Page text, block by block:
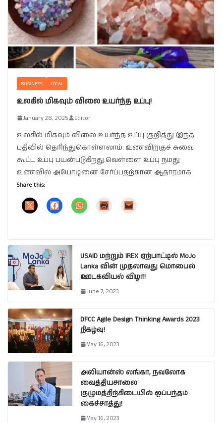
BUSINESS LOCAL
உலகில் மிகவும் விலை உயர்ந்த உப்பு!
January 28, 2025 Editor
உலகில் மிகவும் விலை உயர்ந்த உப்பு குறித்து இந்த
பதிவில் தெரிந்துகொள்ளலாம். உணவிற்குச் சுவை
கூட்ட உப்பு பயன்படுகிறது.வெள்ளை உப்பு நமது
உணவில் அயோடினை சேர்ப்பதற்கான ஆதாரமாக
Share this:
USAID மற்றும் IREX ஏற்பாட்டில் MoJo
Lanka வின் முதலாவது மொபைல்
ஊடகவியல் விழா!
June 7, 2023
DFCC Agile Design Thinking Awards 2023
நிகழ்வு!
May 16, 2023
அலியான்ஸ் லங்கா, நவலோக
வைத்தியசாலை
குழுமத்திற்கிடையில் ஒப்பந்தம்
கைச்சாத்து!
May 16, 2023